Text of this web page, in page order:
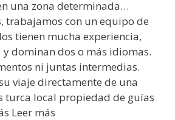
una zona determinada…
trabajamos con un equipo de
tienen mucha experiencia,
y dominan dos o más idiomas.
ni juntas intermedias.
viaje directamente de una
turca local propiedad de guías
Leer más